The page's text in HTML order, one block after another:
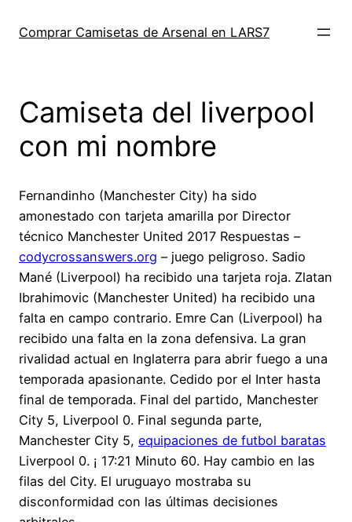
Comprar Camisetas de Arsenal en LARS7
Camiseta del liverpool
con mi nombre
Fernandinho (Manchester City) ha sido
amonestado con tarjeta amarilla por Director
técnico Manchester United 2017 Respuestas –
codycrossanswers.org – juego peligroso. Sadio
Mané (Liverpool) ha recibido una tarjeta roja. Zlatan
Ibrahimovic (Manchester United) ha recibido una
falta en campo contrario. Emre Can (Liverpool) ha
recibido una falta en la zona defensiva. La gran
rivalidad actual en Inglaterra para abrir fuego a una
temporada apasionante. Cedido por el Inter hasta
final de temporada. Final del partido, Manchester
City 5, Liverpool 0. Final segunda parte,
Manchester City 5, equipaciones de futbol baratas
Liverpool 0. ¡ 17:21 Minuto 60. Hay cambio en las
filas del City. El uruguayo mostraba su
disconformidad con las últimas decisiones